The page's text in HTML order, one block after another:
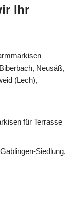
Ihr
Neusäß,
(Lech),
für Terrasse
Siedlung,